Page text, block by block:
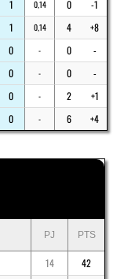
1 0,14 0
-1
1 0,14 4
+8
0 - 0
-
0 - 0
-
0 - 2
+1
0 - 6 +4
PJ PTS
14
42